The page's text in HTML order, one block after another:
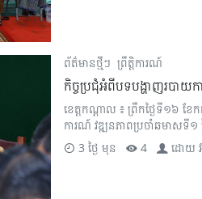
ព័ត៌មានថ្មីៗ ព្រឹត្តិការណ៍
កិច្ចប្រជុំអំពីបទបង្ហាញរបាយ
ខេត្តកណ្ដាល ៖ ព្រឹកថ្ងៃទី១៦ ខ
ការណ៍ វឌ្ឍនភាពប្រចាំឆមាសទី១
3 ថ្ងៃ មុន
4 ដោយ